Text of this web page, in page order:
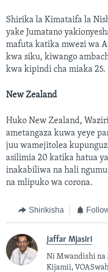
Shirika la Kimataifa la
yake Jumatano
mafuta katika mwezi wa
kwa siku, kiwango
kwa kipindi cha miaka 25.
New Zealand
Huko New Zealand,
ametangaza kuwa yeye
juu wamejitolea
asilimia 20 katika hatua
inakabiliwa na hali
na mlipuko wa corona.
Shirikisha
Jaffar Mjasiri
Ni Mwandishi na
Kijamii,